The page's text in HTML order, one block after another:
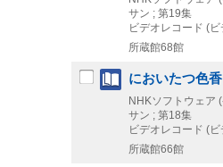
サン ; 第19集
ビデオレコード (
所蔵館68館
においたつ色
NHKソフトウェア
サン ; 第18集
ビデオレコード (
所蔵館66館